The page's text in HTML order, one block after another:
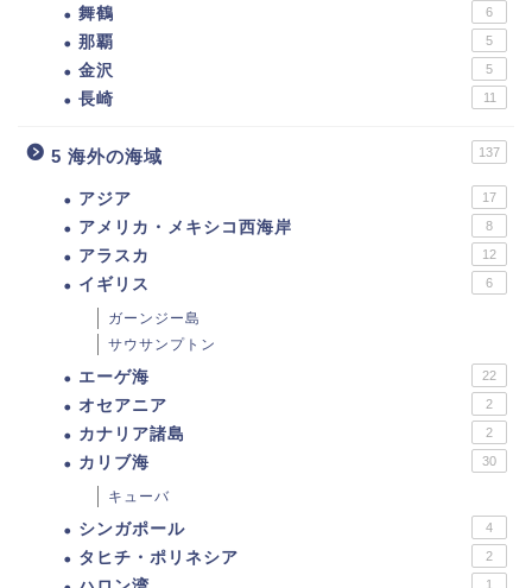
舞鶴 6
那覇 5
金沢 5
長崎 11
5 海外の海域 137
アジア 17
アメリカ・メキシコ西海岸 8
アラスカ 12
イギリス 6
ガーンジー島
サウサンプトン
エーゲ海 22
オセアニア 2
カナリア諸島 2
カリブ海 30
キューバ
シンガポール 4
タヒチ・ポリネシア 2
1